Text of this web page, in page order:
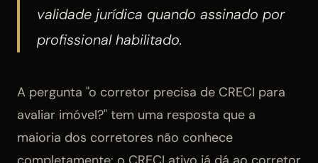
validade jurídica quando assinado por
profissional habilitado.
A pergunta "o corretor precisa de CRECI para
avaliar imóvel?" tem uma resposta que a
maioria dos corretores não conhece